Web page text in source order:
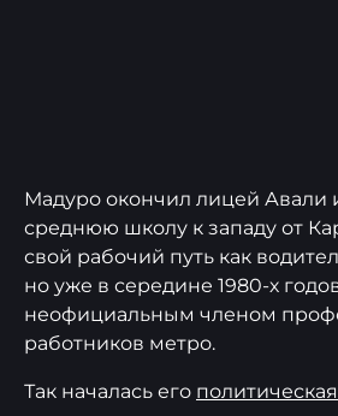
Мадуро окончил лицей Авали
среднюю школу к западу от
свой рабочий путь как
но уже в середине 1980-х
неофициальным членом
работников метро.
Так началась его